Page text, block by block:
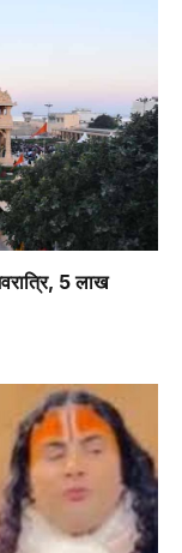
5 लाख